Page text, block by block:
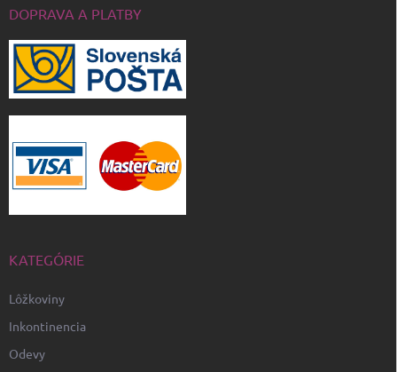
DOPRAVA A PLATBY
KATEGÓRIE
Lôžkoviny
Inkontinencia
Odevy